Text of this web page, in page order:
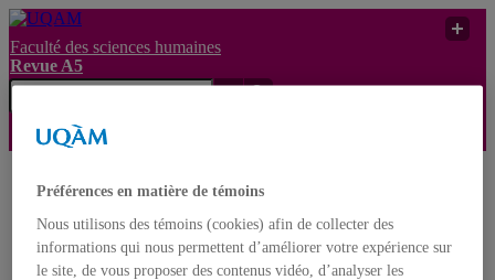
Faculté des sciences humaines
Revue A5
UQAM Revue A5
Revue A5
Préférences en matière de témoins
Nous utilisons des témoins (cookies) afin de collecter des
informations qui nous permettent d’améliorer votre expérience sur
le site, de vous proposer des contenus vidéo, d’analyser les